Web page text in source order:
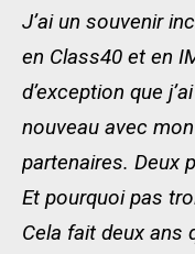
J’ai un souvenir
en Class40 et en
d’exception que
nouveau avec
partenaires. Deux
Et pourquoi pas
Cela fait deux ans